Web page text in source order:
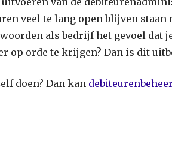
veel te lang open blijven staan
als bedrijf het gevoel dat
op orde te krijgen? Dan is dit
doen? Dan kan